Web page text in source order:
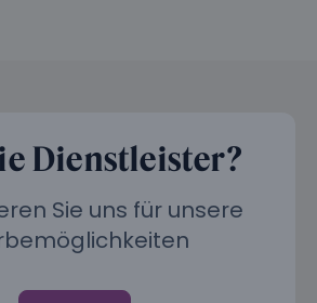
Dienstleister?
Sie uns für unsere